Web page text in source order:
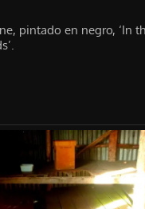
pintado en negro, ‘In